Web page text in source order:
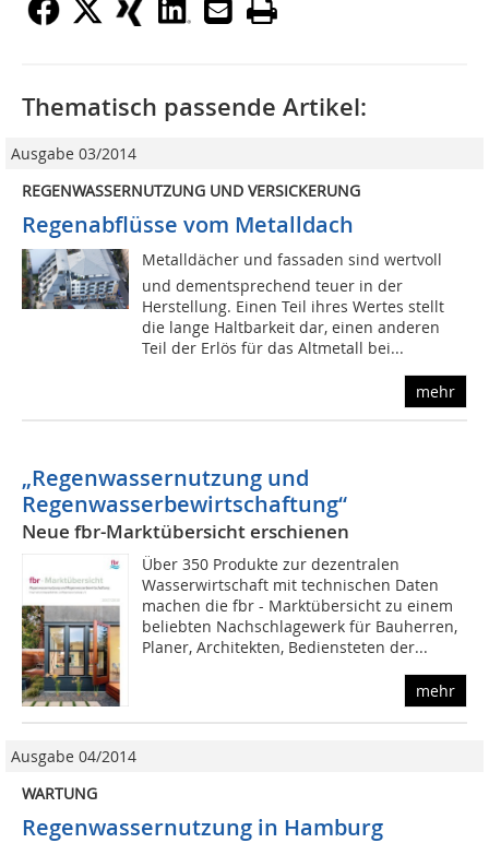
Thematisch passende Artikel:
Ausgabe 03/2014
REGENWASSERNUTZUNG UND VERSICKERUNG
Regenabflüsse vom Metalldach
Metalldächer und fassaden sind wertvoll
und dementsprechend teuer in der
Herstellung. Einen Teil ihres Wertes stellt
die lange Haltbarkeit dar, einen anderen
Teil der Erlös für das Altmetall bei...
mehr
„Regenwassernutzung und
Regenwasserbewirtschaftung“
Neue fbr-Marktübersicht erschienen
Über 350 Produkte zur dezentralen
Wasserwirtschaft mit technischen Daten
machen die fbr - Marktübersicht zu einem
beliebten Nachschlagewerk für Bauherren,
Planer, Architekten, Bediensteten der...
mehr
Ausgabe 04/2014
WARTUNG
Regenwassernutzung in Hamburg